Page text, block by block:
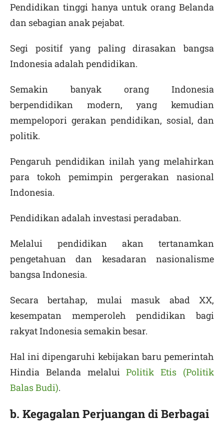
Pendidikan tinggi hanya untuk orang Belanda
dan sebagian anak pejabat.
Segi positif yang paling dirasakan bangsa
Indonesia adalah pendidikan.
Semakin banyak orang Indonesia
berpendidikan modern, yang kemudian
mempelopori gerakan pendidikan, sosial, dan
politik.
Pengaruh pendidikan inilah yang melahirkan
para tokoh pemimpin pergerakan nasional
Indonesia.
Pendidikan adalah investasi peradaban.
Melalui pendidikan akan tertanamkan
pengetahuan dan kesadaran nasionalisme
bangsa Indonesia.
Secara bertahap, mulai masuk abad XX,
kesempatan memperoleh pendidikan bagi
rakyat Indonesia semakin besar.
Hal ini dipengaruhi kebijakan baru pemerintah
Hindia Belanda melaluiPolitik Etis (Politik
Balas Budi).
b. Kegagalan Perjuangan di Berbagai